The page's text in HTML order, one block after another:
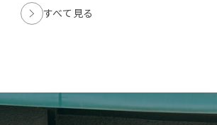
すべて見る